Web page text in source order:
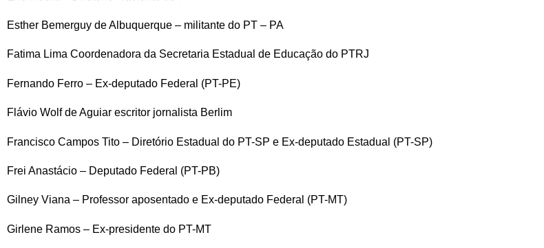
Esther Bemerguy de Albuquerque – militante do PT – PA
Fatima Lima Coordenadora da Secretaria Estadual de Educação do PTRJ
Fernando Ferro – Ex-deputado Federal (PT-PE)
Flávio Wolf de Aguiar escritor jornalista Berlim
Francisco Campos Tito – Diretório Estadual do PT-SP e Ex-deputado Estadual (PT-SP)
Frei Anastácio – Deputado Federal (PT-PB)
Gilney Viana – Professor aposentado e Ex-deputado Federal (PT-MT)
Girlene Ramos – Ex-presidente do PT-MT